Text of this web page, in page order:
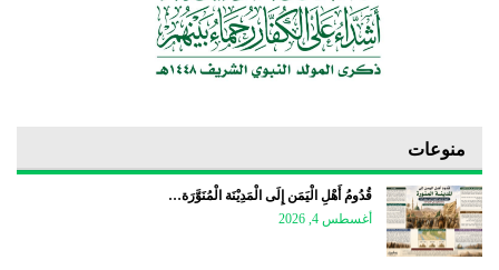
منوعات
قُدُومُ أَهْلِ الْيَمَن إِلَى الْمَدِيْنَة الْمُنَوَّرَة…
أغسطس 4, 2026